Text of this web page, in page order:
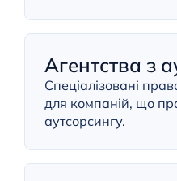
Агентства з
Спеціалізовані
для компаній, що
аутсорсингу.